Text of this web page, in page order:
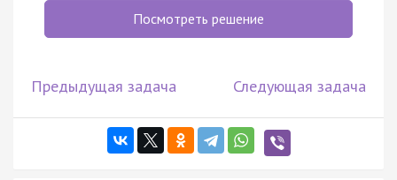
Посмотреть решение
Предыдущая задача Следующая задача